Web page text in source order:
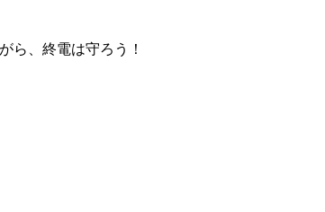
ら、終電は守ろう！